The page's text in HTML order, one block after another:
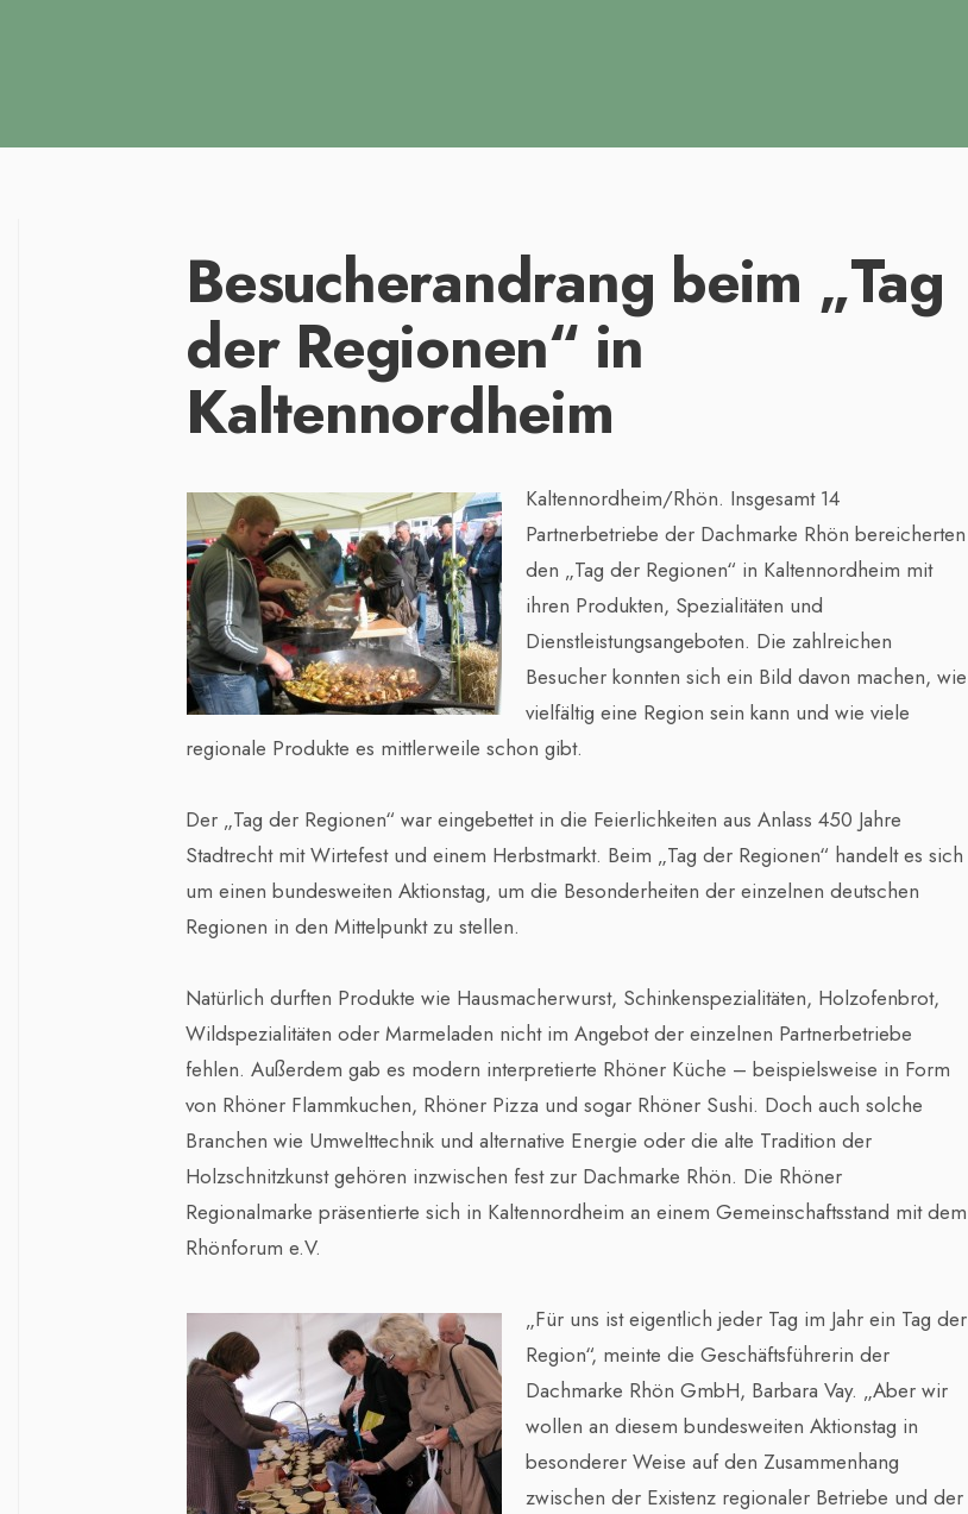
Besucherandrang beim „Tag
der Regionen“ in
Kaltennordheim
Kaltennordheim/Rhön. Insgesamt 14
Partnerbetriebe der Dachmarke Rhön bereicherten
den „Tag der Regionen“ in Kaltennordheim mit
ihren Produkten, Spezialitäten und
Dienstleistungsangeboten. Die zahlreichen
Besucher konnten sich ein Bild davon machen, wie
vielfältig eine Region sein kann und wie viele
regionale Produkte es mittlerweile schon gibt.
Der „Tag der Regionen“ war eingebettet in die Feierlichkeiten aus Anlass 450 Jahre
Stadtrecht mit Wirtefest und einem Herbstmarkt. Beim „Tag der Regionen“ handelt es sich
um einen bundesweiten Aktionstag, um die Besonderheiten der einzelnen deutschen
Regionen in den Mittelpunkt zu stellen.
Natürlich durften Produkte wie Hausmacherwurst, Schinkenspezialitäten, Holzofenbrot,
Wildspezialitäten oder Marmeladen nicht im Angebot der einzelnen Partnerbetriebe
fehlen. Außerdem gab es modern interpretierte Rhöner Küche – beispielsweise in Form
von Rhöner Flammkuchen, Rhöner Pizza und sogar Rhöner Sushi. Doch auch solche
Branchen wie Umwelttechnik und alternative Energie oder die alte Tradition der
Holzschnitzkunst gehören inzwischen fest zur Dachmarke Rhön. Die Rhöner
Regionalmarke präsentierte sich in Kaltennordheim an einem Gemeinschaftsstand mit dem
Rhönforum e.V.
„Für uns ist eigentlich jeder Tag im Jahr ein Tag der
Region“, meinte die Geschäftsführerin der
Dachmarke Rhön GmbH, Barbara Vay. „Aber wir
wollen an diesem bundesweiten Aktionstag in
besonderer Weise auf den Zusammenhang
zwischen der Existenz regionaler Betriebe und der